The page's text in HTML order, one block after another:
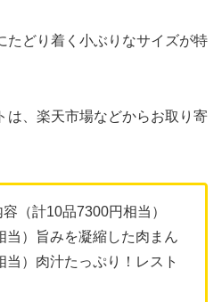
たどり着く小ぶりなサイズが特
は、楽天市場などからお取り寄
（計10品7300円相当）
当）旨みを凝縮した肉まん
当）肉汁たっぷり！レスト